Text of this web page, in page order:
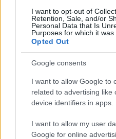
I want to opt-out of
Retention, Sale, and/or
Personal Data that Is
Purposes for which it was
Opted Out
Google consents
I want to allow Google to
related to advertising like
device identifiers in apps.
I want to allow my user
Google for online
Lecsós virsli és
Amikor nyár vége felé
mindig úgy érzem, hogy
megcsináltam. Az utóbbi
gyerekeim külön laknak –
adagot szoktam főzni,
mégis, mindig spórolósan